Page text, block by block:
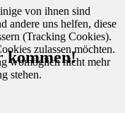
kommen!
von ihnen sind
andere uns helfen, diese
(Tracking Cookies).
zulassen möchten.
womöglich nicht mehr
stehen.